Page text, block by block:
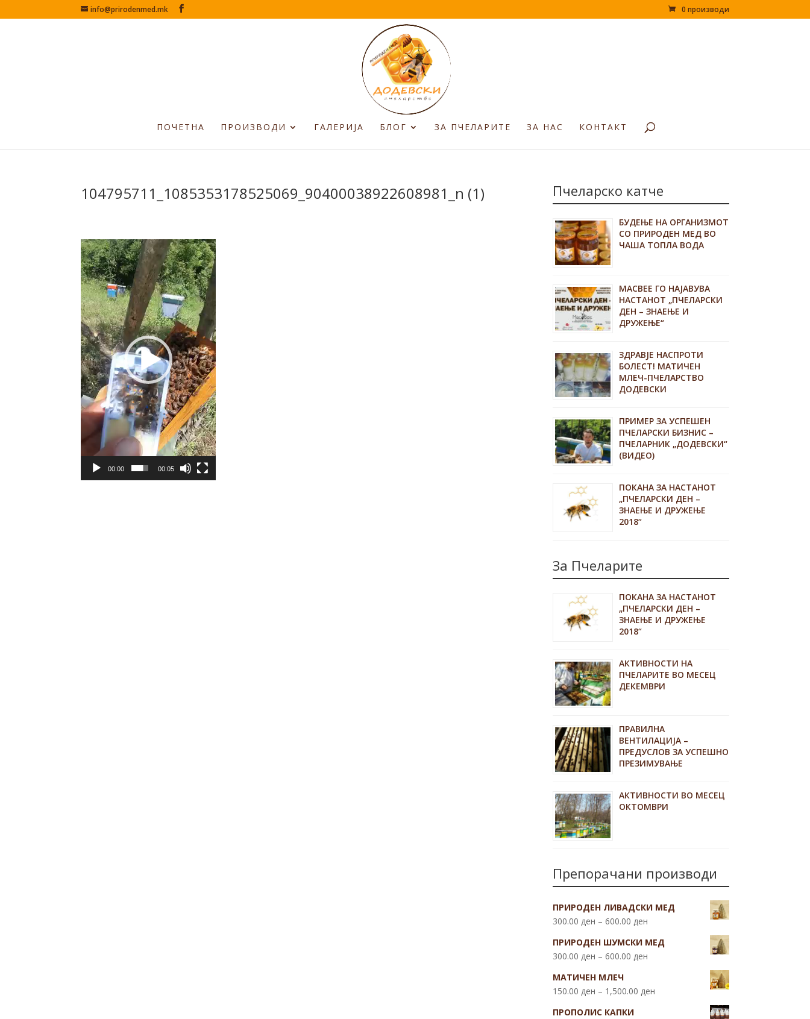
info@prirodenmed.mk 0 производи
ПОЧЕТНА ПРОИЗВОДИ ГАЛЕРИЈА БЛОГ ЗА ПЧЕЛАРИТЕ ЗА НАС КОНТАКТ
104795711_1085353178525069_90400038922608981_n (1)
Видео
плејер
00:00 00:05
Пчеларско катче
БУДЕЊЕ НА ОРГАНИЗМОТ
СО ПРИРОДЕН МЕД ВО
ЧАША ТОПЛА ВОДА
MACBEE ГО НАЈАВУВА
НАСТАНОТ „ПЧЕЛАРСКИ
ДЕН – ЗНАЕЊЕ И
ДРУЖЕЊЕ“
ЗДРАВЈЕ НАСПРОТИ
БОЛЕСТ! МАТИЧЕН
МЛЕЧ-ПЧЕЛАРСТВО
ДОДЕВСКИ
ПРИМЕР ЗА УСПЕШЕН
ПЧЕЛАРСКИ БИЗНИС –
ПЧЕЛАРНИК „ДОДЕВСКИ“
(ВИДЕО)
ПОКАНА ЗА НАСТАНОТ
„ПЧЕЛАРСКИ ДЕН –
ЗНАЕЊЕ И ДРУЖЕЊЕ
2018“
За Пчеларите
ПОКАНА ЗА НАСТАНОТ
„ПЧЕЛАРСКИ ДЕН –
ЗНАЕЊЕ И ДРУЖЕЊЕ
2018“
АКТИВНОСТИ НА
ПЧЕЛАРИТЕ ВО МЕСЕЦ
ДЕКЕМВРИ
ПРАВИЛНА
ВЕНТИЛАЦИЈА –
ПРЕДУСЛОВ ЗА УСПЕШНО
ПРЕЗИМУВАЊЕ
АКТИВНОСТИ ВО МЕСЕЦ
ОКТОМВРИ
Препорачани производи
ПРИРОДЕН ЛИВАДСКИ МЕД
300.00 ден –600.00 ден
ПРИРОДЕН ШУМСКИ МЕД
300.00 ден –600.00 ден
МАТИЧЕН МЛЕЧ
150.00 ден – 1,500.00 ден
ПРОПОЛИС КАПКИ